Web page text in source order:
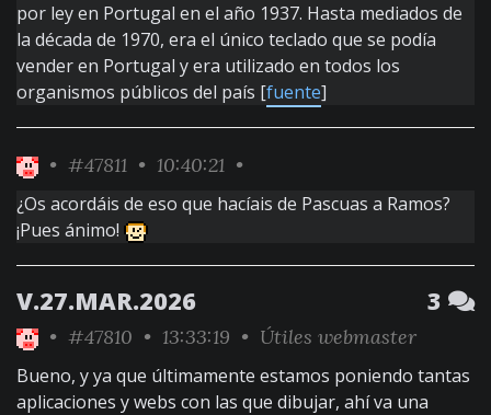
por ley en Portugal en el año 1937. Hasta mediados de
la década de 1970, era el único teclado que se podía
vender en Portugal y era utilizado en todos los
organismos públicos del país [fuente]
• #47811 • 10:40:21 •
¿Os acordáis de eso que hacíais de Pascuas a Ramos?
¡Pues ánimo!
V.27.MAR.2026 3
• #47810 • 13:33:19 • Útiles webmaster
Bueno, y ya que últimamente estamos poniendo tantas
aplicaciones y webs con las que dibujar, ahí va una